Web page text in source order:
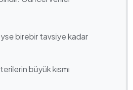
birebir tavsiye kadar
büyük kısmı